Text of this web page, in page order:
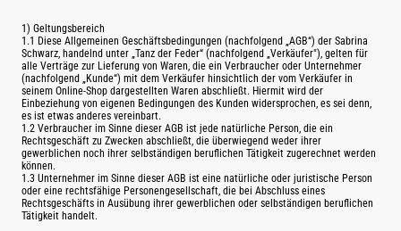
1) Geltungsbereich
1.1 Diese Allgemeinen Geschäftsbedingungen (nachfolgend „AGB“) der Sabrina
Schwarz, handelnd unter „Tanz der Feder“ (nachfolgend „Verkäufer"), gelten für
alle Verträge zur Lieferung von Waren, die ein Verbraucher oder Unternehmer
(nachfolgend „Kunde“) mit dem Verkäufer hinsichtlich der vom Verkäufer in
seinem Online-Shop dargestellten Waren abschließt. Hiermit wird der
Einbeziehung von eigenen Bedingungen des Kunden widersprochen, es sei denn,
es ist etwas anderes vereinbart.
1.2 Verbraucher im Sinne dieser AGB ist jede natürliche Person, die ein
Rechtsgeschäft zu Zwecken abschließt, die überwiegend weder ihrer
gewerblichen noch ihrer selbständigen beruflichen Tätigkeit zugerechnet werden
können.
1.3 Unternehmer im Sinne dieser AGB ist eine natürliche oder juristische Person
oder eine rechtsfähige Personengesellschaft, die bei Abschluss eines
Rechtsgeschäfts in Ausübung ihrer gewerblichen oder selbständigen beruflichen
Tätigkeit handelt.